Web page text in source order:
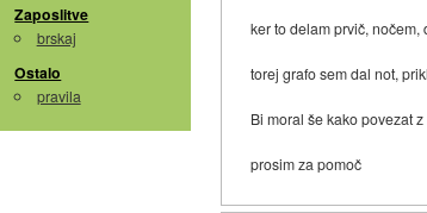
Zaposlitve
brskaj
Ostalo
pravila
ker to delam prvič, nočem,
torej grafo sem dal not,
Bi moral še kako povezat
prosim za pomoč